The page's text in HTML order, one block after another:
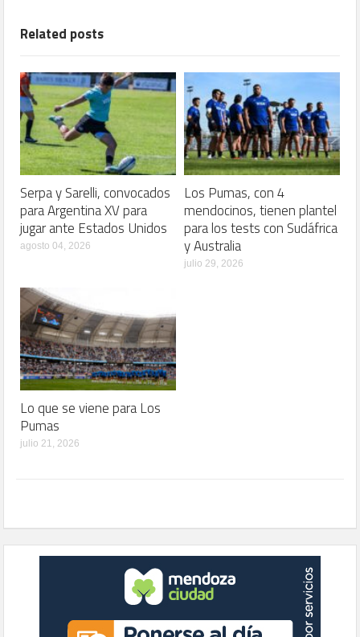
Related posts
Serpa y Sarelli, convocados
para Argentina XV para
jugar ante Estados Unidos
agosto 04, 2026
Los Pumas, con 4
mendocinos, tienen plantel
para los tests con Sudáfrica
y Australia
julio 29, 2026
Lo que se viene para Los
Pumas
julio 21, 2026